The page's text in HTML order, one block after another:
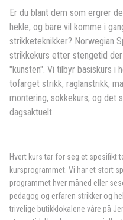
Er du blant dem som ergrer
hekle, og bare vil komme i
strikketeknikker? Norwegian
strikkekurs etter stengetid
"kunsten". Vi tilbyr basiskurs i
tofarget strikk, raglanstrikk,
montering, sokkekurs, og det
dagsaktuelt.
Hvert kurs tar for seg et spesifikt
kursprogrammet. Vi har et stort
programmet hver måned eller
pedagog og erfaren strikker og
trivelige butikklokalene våre på